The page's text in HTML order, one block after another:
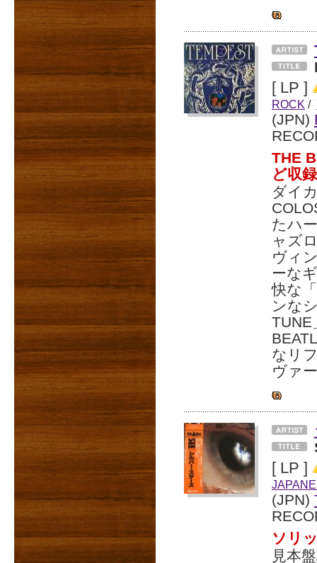
[ LP ]
ROCK /
(JPN)
THE
ど収
ダイ
たハ
ャズ
ヴィ
ーな
快な
ンな
TUNE
なリ
ヴァ
[ LP ]
(JPN)
ソリ
見本